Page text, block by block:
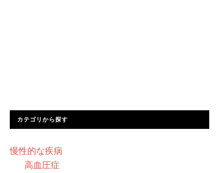
カテゴリから探す
慢性的な疾病
高血圧症